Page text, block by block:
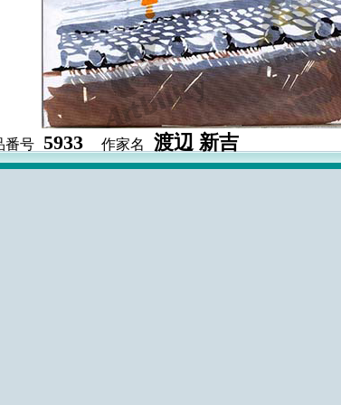
番号 5933 作家名 渡辺 新吉